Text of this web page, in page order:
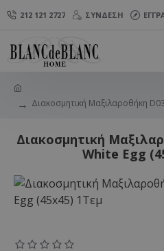
212 121 2727 ΣΎΝΔΕΣΗ
Διακοσμητική Μαξιλαροθήκη
Διακοσμητική
White Egg